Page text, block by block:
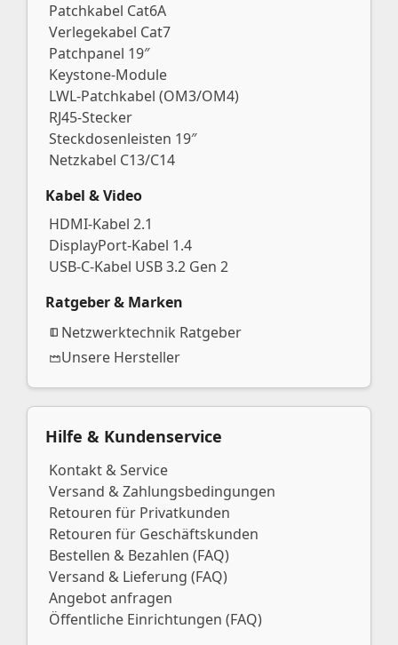
Patchkabel Cat6A
Verlegekabel Cat7
Patchpanel 19″
Keystone-Module
LWL-Patchkabel (OM3/OM4)
RJ45-Stecker
Steckdosenleisten 19″
Netzkabel C13/C14
Kabel & Video
HDMI-Kabel 2.1
DisplayPort-Kabel 1.4
USB-C-Kabel USB 3.2 Gen 2
Ratgeber & Marken
Netzwerktechnik Ratgeber
Unsere Hersteller
Hilfe & Kundenservice
Kontakt & Service
Versand & Zahlungsbedingungen
Retouren für Privatkunden
Retouren für Geschäftskunden
Bestellen & Bezahlen (FAQ)
Versand & Lieferung (FAQ)
Angebot anfragen
Öffentliche Einrichtungen (FAQ)